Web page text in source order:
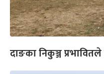
दाङका निकुञ्ज